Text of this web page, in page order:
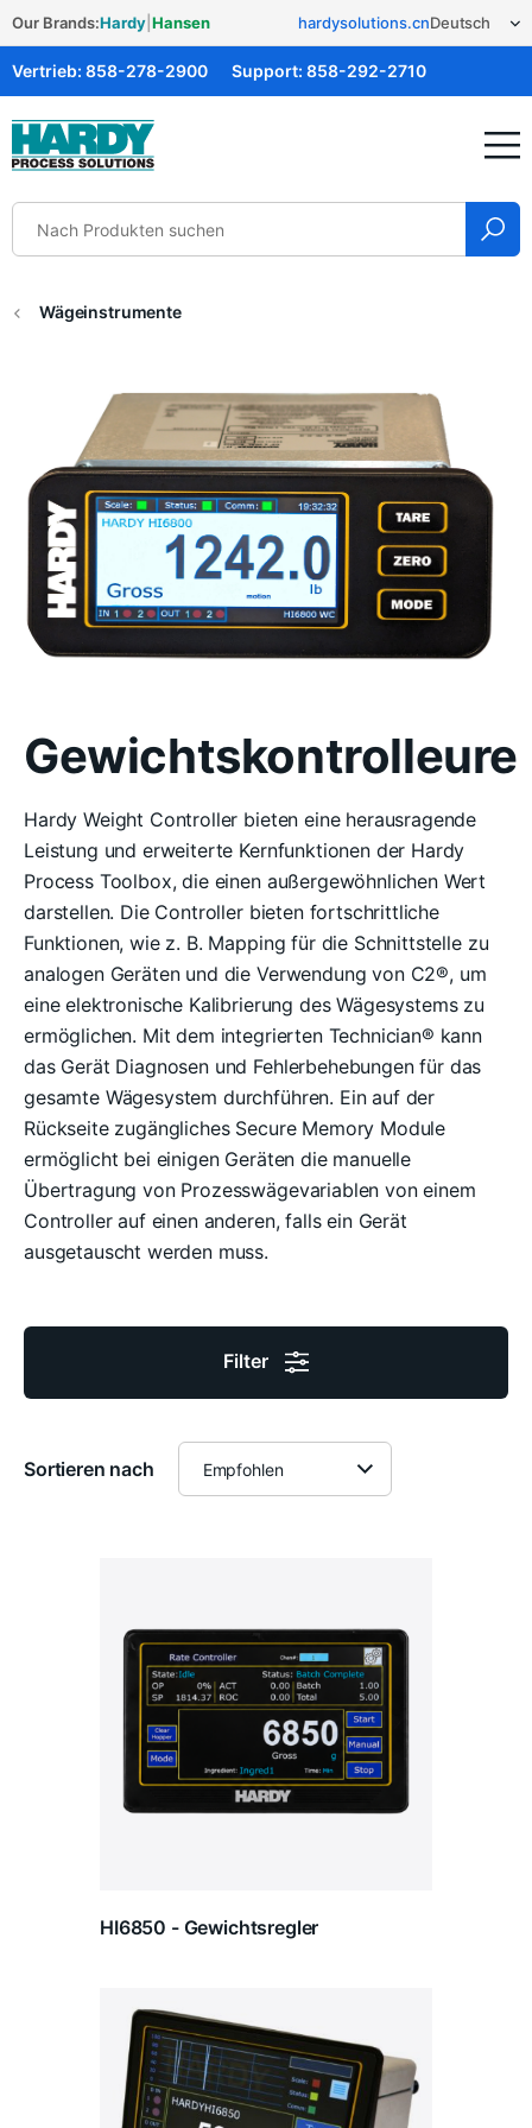
Our Brands:Hardy Hansen hardysolutions.cn
Vertrieb: 858-278-2900 Support: 858-292-2710
Hardy Solutions
Wägeinstrumente
Gewichtskontrolleure
Hardy Weight Controller bieten eine herausragende
Leistung und erweiterte Kernfunktionen der Hardy
Process Toolbox, die einen außergewöhnlichen Wert
darstellen. Die Controller bieten fortschrittliche
Funktionen, wie z. B. Mapping für die Schnittstelle zu
analogen Geräten und die Verwendung von C2®, um
eine elektronische Kalibrierung des Wägesystems zu
ermöglichen. Mit dem integrierten Technician® kann
das Gerät Diagnosen und Fehlerbehebungen für das
gesamte Wägesystem durchführen. Ein auf der
Rückseite zugängliches Secure Memory Module
ermöglicht bei einigen Geräten die manuelle
Übertragung von Prozesswägevariablen von einem
Controller auf einen anderen, falls ein Gerät
ausgetauscht werden muss.
Filter
Sortieren nach
HI6850 - Gewichtsregler